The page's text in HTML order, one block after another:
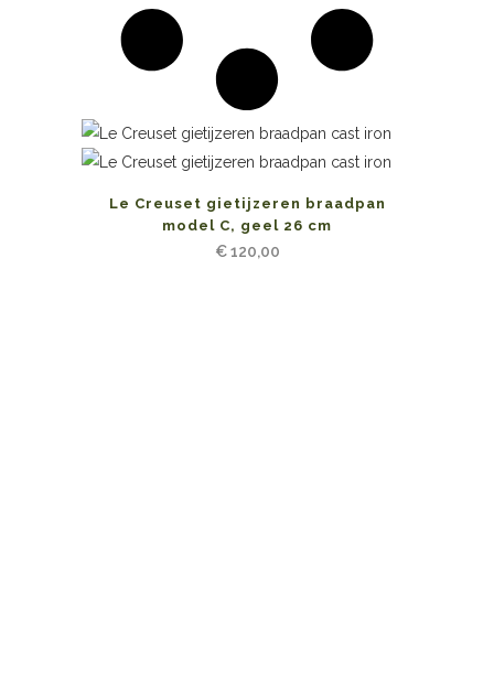
Le Creuset gietijzeren braadpan
model C, geel 26 cm
€120,00